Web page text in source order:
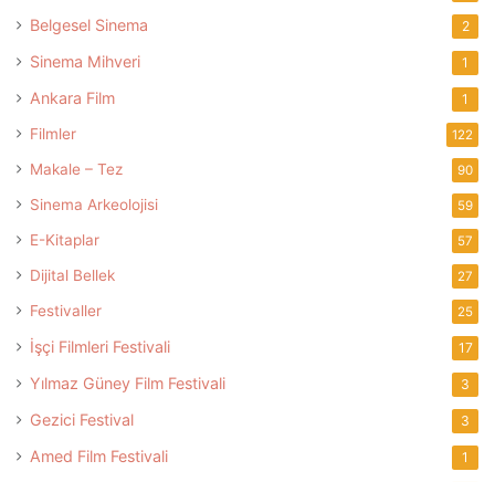
Belgesel Sinema 2
Sinema Mihveri 1
Ankara Film 1
Filmler 122
Makale – Tez 90
Sinema Arkeolojisi 59
E-Kitaplar 57
Dijital Bellek 27
Festivaller 25
İşçi Filmleri Festivali 17
Yılmaz Güney Film Festivali 3
Gezici Festival 3
Amed Film Festivali 1